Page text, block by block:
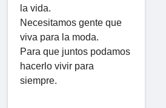
la vida.
Necesitamos gente que
viva para la moda.
Para que juntos podamos
hacerlo vivir para
siempre.